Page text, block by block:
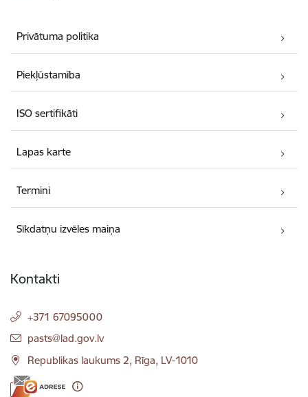
Privātuma politika
Piekļūstamība
ISO sertifikāti
Lapas karte
Termini
Sīkdatņu izvēles maiņa
Kontakti
+371 67095000
E-pasts:
pasts@lad.gov.lv
Republikas laukums 2, Rīga, LV-1010